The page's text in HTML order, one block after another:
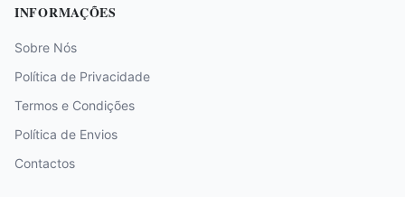
INFORMAÇÕES
Sobre Nós
Política de Privacidade
Termos e Condições
Política de Envios
Contactos